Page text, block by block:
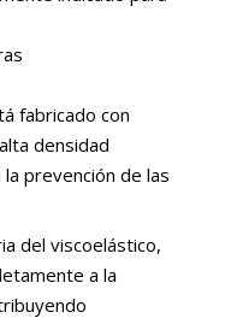
fabricado con
densidad
prevención de las
del viscoelástico,
a la